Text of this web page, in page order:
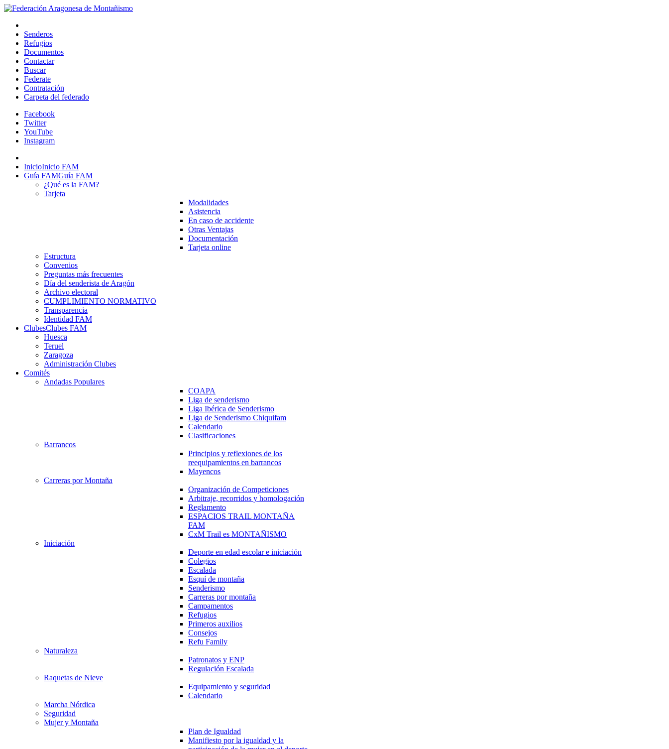
Senderos
Refugios
Documentos
Contactar
Buscar
Federate
Contratación
Carpeta del federado
Facebook
Twitter
YouTube
Instagram
InicioInicio FAM
Guía FAMGuía FAM
¿Qué es la FAM?
Tarjeta
Modalidades
Asistencia
En caso de accidente
Otras Ventajas
Documentación
Tarjeta online
Estructura
Convenios
Preguntas más frecuentes
Día del senderista de Aragón
Archivo electoral
CUMPLIMIENTO NORMATIVO
Transparencia
Identidad FAM
ClubesClubes FAM
Huesca
Teruel
Zaragoza
Administración Clubes
Comités
Andadas Populares
COAPA
Liga de senderismo
Liga Ibérica de Senderismo
Liga de Senderismo Chiquifam
Calendario
Clasificaciones
Barrancos
Principios y reflexiones de los
reequipamientos en barrancos
Mayencos
Carreras por Montaña
Organización de Competiciones
Arbitraje, recorridos y homologación
Reglamento
ESPACIOS TRAIL MONTAÑA
FAM
CxM Trail es MONTAÑISMO
Iniciación
Deporte en edad escolar e iniciación
Colegios
Escalada
Esquí de montaña
Senderismo
Carreras por montaña
Campamentos
Refugios
Primeros auxilios
Consejos
Refu Family
Naturaleza
Patronatos y ENP
Regulación Escalada
Raquetas de Nieve
Equipamiento y seguridad
Calendario
Marcha Nórdica
Seguridad
Mujer y Montaña
Plan de Igualdad
Manifiesto por la igualdad y la